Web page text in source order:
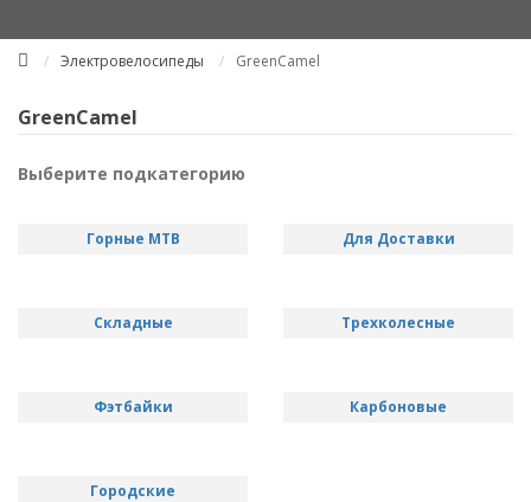
Электровелосипеды GreenCamel
GreenCamel
Выберите подкатегорию
Горные MTB Для Доставки
Складные Трехколесные
Фэтбайки Карбоновые
Городские